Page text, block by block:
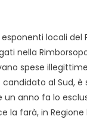
locali del
nella
spese
al Sud,
un anno fa lo
la farà, in